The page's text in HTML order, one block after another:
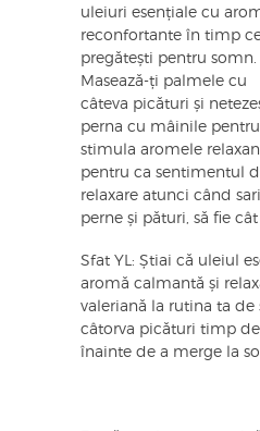
uleiuri esențiale cu
reconfortante în timp
pregătești pentru somn.
Masează-ți palmele cu
câteva picături și
perna cu mâinile
stimula aromele
pentru ca sentimentul
relaxare atunci când
perne și pături, să fie
Sfat YL: Știai că uleiul
aromă calmantă și
valeriană la rutina ta de
câtorva picături timp
înainte de a merge la